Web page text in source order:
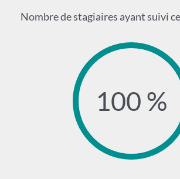
Nombre de stagiaires ayant suivi
100 %